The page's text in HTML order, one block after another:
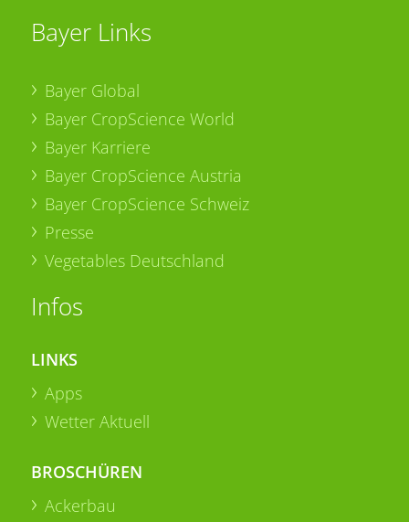
Bayer Links
Bayer Global
Bayer CropScience World
Bayer Karriere
Bayer CropScience Austria
Bayer CropScience Schweiz
Presse
Vegetables Deutschland
Infos
LINKS
Apps
Wetter Aktuell
BROSCHÜREN
Ackerbau